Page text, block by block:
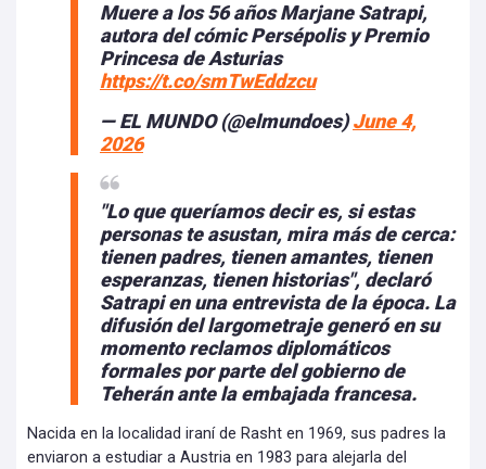
Muere a los 56 años Marjane Satrapi,
autora del cómic Persépolis y Premio
Princesa de Asturias
https://t.co/smTwEddzcu
— EL MUNDO (@elmundoes)June 4,
2026
"Lo que queríamos decir es, si estas
personas te asustan, mira más de cerca:
tienen padres, tienen amantes, tienen
esperanzas, tienen historias", declaró
Satrapi en una entrevista de la época. La
difusión del largometraje generóen su
momento reclamos diplomáticos
formales por parte del gobierno de
Teherán ante la embajada francesa.
Nacida en la localidad iraní de Rasht en 1969, sus padres la
enviaron a estudiar a Austria en 1983 para alejarla del